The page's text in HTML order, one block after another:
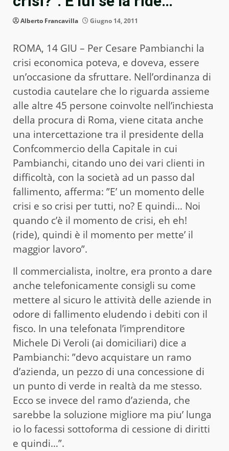
Alberto Francavilla Giugno 14, 2011
ROMA, 14 GIU – Per Cesare Pambianchi la
crisi economica poteva, e doveva, essere
un’occasione da sfruttare. Nell’ordinanza di
custodia cautelare che lo riguarda assieme
alle altre 45 persone coinvolte nell’inchiesta
della procura di Roma, viene citata anche
una intercettazione tra il presidente della
Confcommercio della Capitale in cui
Pambianchi, citando uno dei vari clienti in
difficoltà, con la società ad un passo dal
fallimento, afferma: ”E’ un momento delle
crisi e so crisi per tutti, no? E quindi… Noi
quando c’è il momento de crisi, eh eh!
(ride), quindi è il momento per mette’ il
maggior lavoro”.
Il commercialista, inoltre, era pronto a dare
anche telefonicamente consigli su come
mettere al sicuro le attività delle aziende in
odore di fallimento eludendo i debiti con il
fisco. In una telefonata l’imprenditore
Michele Di Veroli (ai domiciliari) dice a
Pambianchi: ”devo acquistare un ramo
d’azienda, un pezzo di una concessione di
un punto di verde in realtà da me stesso.
Ecco se invece del ramo d’azienda, che
sarebbe la soluzione migliore ma piu’ lunga
io lo facessi sottoforma di cessione di diritti
e quindi…”.